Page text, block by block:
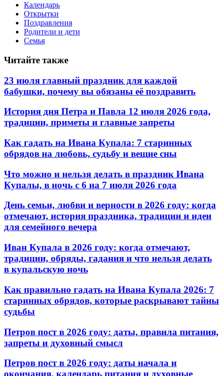
Календарь
Открытки
Поздравления
Родители и дети
Семья
Читайте также
23 июля главный праздник для каждой
бабушки, почему вы обязаны её поздравить
История дня Петра и Павла 12 июля 2026 года,
традиции, приметы и главные запреты
Как гадать на Ивана Купала: 7 старинных
обрядов на любовь, судьбу и вещие сны
Что можно и нельзя делать в праздник Ивана
Купалы, в ночь с 6 на 7 июля 2026 года
День семьи, любви и верности в 2026 году: когда
отмечают, история праздника, традиции и идеи
для семейного вечера
Иван Купала в 2026 году: когда отмечают,
традиции, обряды, гадания и что нельзя делать
в купальскую ночь
Как правильно гадать на Ивана Купала 2026: 7
старинных обрядов, которые раскрывают тайны
судьбы
Петров пост в 2026 году: даты, правила питания,
запреты и духовный смысл
Петров пост в 2026 году: даты начала и